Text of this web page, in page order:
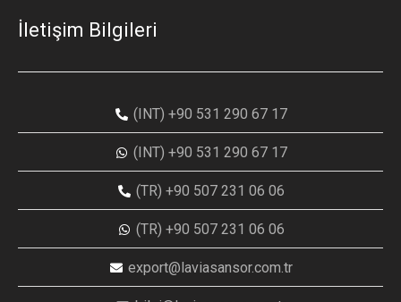
İletişim Bilgileri
(INT) +90 531 290 67 17
(INT) +90 531 290 67 17
(TR) +90 507 231 06 06
(TR) +90 507 231 06 06
export@laviasansor.com.tr